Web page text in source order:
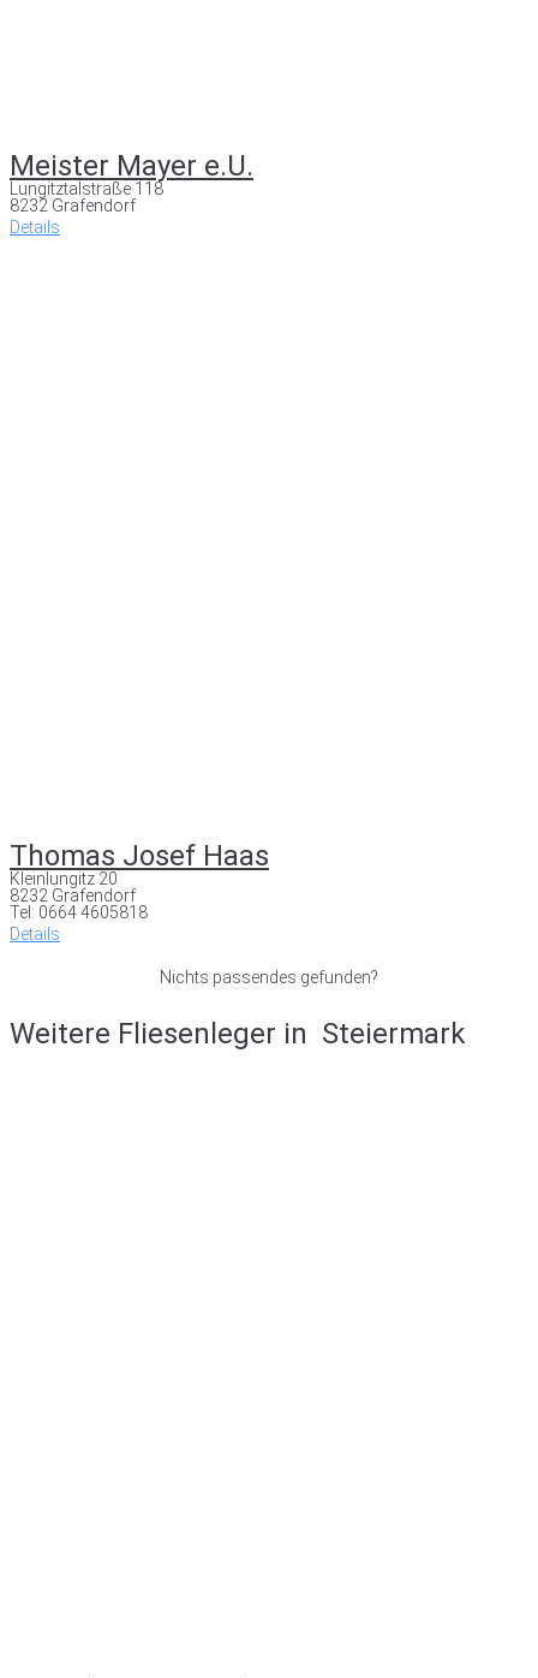
Meister Mayer e.U.
Lungitztalstraße 118
8232 Grafendorf
Details
Thomas Josef Haas
Kleinlungitz 20
8232 Grafendorf
Tel: 0664 4605818
Details
Nichts passendes gefunden?
Weitere Fliesenleger in Steiermark